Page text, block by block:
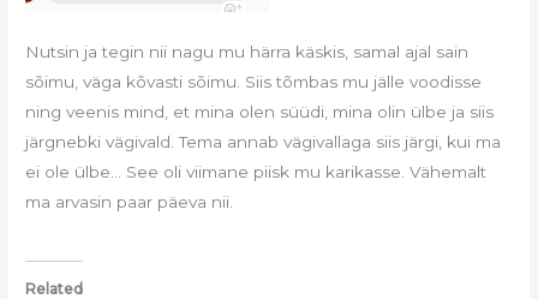
Nutsin ja tegin nii nagu mu härra käskis, samal ajal sain
sõimu, väga kõvasti sõimu. Siis tõmbas mu jälle voodisse
ning veenis mind, et mina olen süüdi, mina olin ülbe ja siis
järgnebki vägivald. Tema annab vägivallaga siis järgi, kui ma
ei ole ülbe… See oli viimane piisk mu karikasse. Vähemalt
ma arvasin paar päeva nii.
Related